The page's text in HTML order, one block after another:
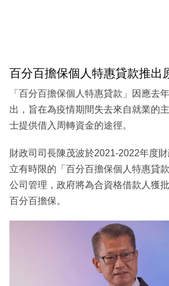
百分百擔保個人特惠貸款推出
「百分百擔保個人特惠貸款」因應去
出，旨在為疫情期間失去來自就業的
士提供借入周轉資金的途徑。
財政司司長陳茂波於2021-2022年度
立有時限的「百分百擔保個人特惠貸
公司管理，政府將為合資格借款人獲
百分百擔保。